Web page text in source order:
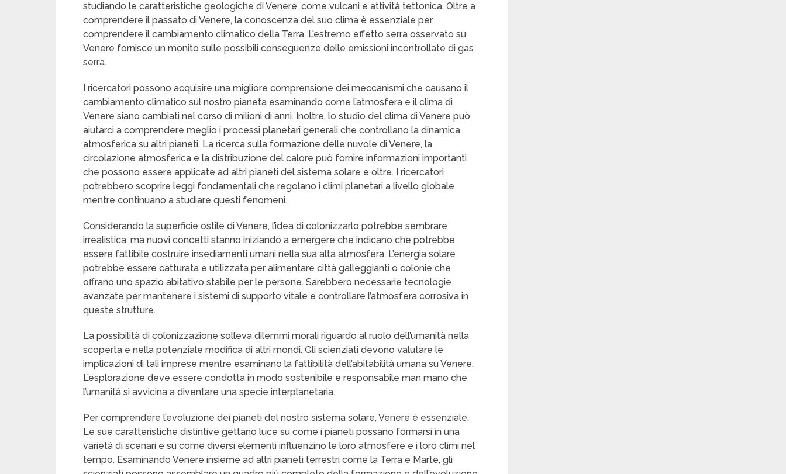
studiando le caratteristiche geologiche di Venere, come vulcani e attività tettonica. Oltre a
comprendere il passato di Venere, la conoscenza del suo clima è essenziale per
comprendere il cambiamento climatico della Terra. L’estremo effetto serra osservato su
Venere fornisce un monito sulle possibili conseguenze delle emissioni incontrollate di gas
serra.
I ricercatori possono acquisire una migliore comprensione dei meccanismi che causano il
cambiamento climatico sul nostro pianeta esaminando come l’atmosfera e il clima di
Venere siano cambiati nel corso di milioni di anni. Inoltre, lo studio del clima di Venere può
aiutarci a comprendere meglio i processi planetari generali che controllano la dinamica
atmosferica su altri pianeti. La ricerca sulla formazione delle nuvole di Venere, la
circolazione atmosferica e la distribuzione del calore può fornire informazioni importanti
che possono essere applicate ad altri pianeti del sistema solare e oltre. I ricercatori
potrebbero scoprire leggi fondamentali che regolano i climi planetari a livello globale
mentre continuano a studiare questi fenomeni.
Considerando la superficie ostile di Venere, l’idea di colonizzarlo potrebbe sembrare
irrealistica, ma nuovi concetti stanno iniziando a emergere che indicano che potrebbe
essere fattibile costruire insediamenti umani nella sua alta atmosfera. L’energia solare
potrebbe essere catturata e utilizzata per alimentare città galleggianti o colonie che
offrano uno spazio abitativo stabile per le persone. Sarebbero necessarie tecnologie
avanzate per mantenere i sistemi di supporto vitale e controllare l’atmosfera corrosiva in
queste strutture.
La possibilità di colonizzazione solleva dilemmi morali riguardo al ruolo dell’umanità nella
scoperta e nella potenziale modifica di altri mondi. Gli scienziati devono valutare le
implicazioni di tali imprese mentre esaminano la fattibilità dell’abitabilità umana su Venere.
L’esplorazione deve essere condotta in modo sostenibile e responsabile man mano che
l’umanità si avvicina a diventare una specie interplanetaria.
Per comprendere l’evoluzione dei pianeti del nostro sistema solare, Venere è essenziale.
Le sue caratteristiche distintive gettano luce su come i pianeti possano formarsi in una
varietà di scenari e su come diversi elementi influenzino le loro atmosfere e i loro climi nel
tempo. Esaminando Venere insieme ad altri pianeti terrestri come la Terra e Marte, gli